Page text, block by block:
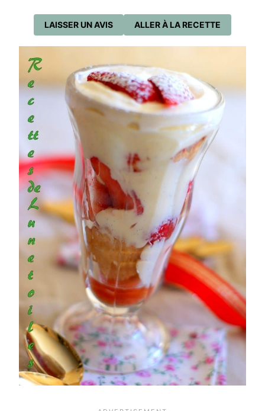
ALLER À LA RECETTE
LAISSER UN AVIS